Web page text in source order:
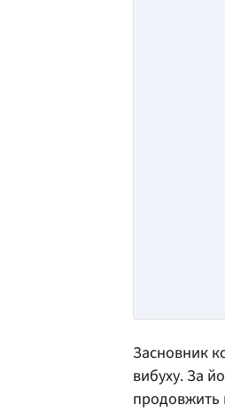
Засновник
вибуху. За
продовжить